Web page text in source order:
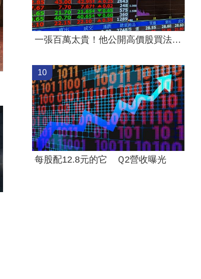
一張百萬太貴！他公開高價股買法：賺30萬
10
每股配12.8元的它 Ｑ2營收曝光